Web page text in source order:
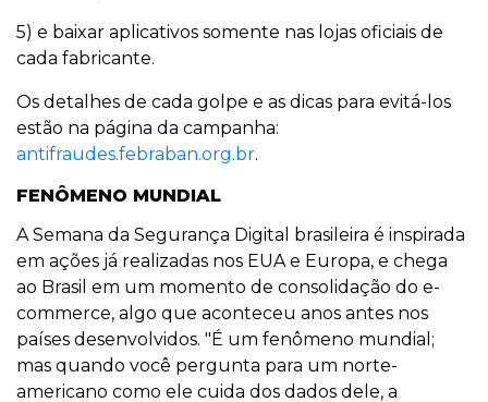
5) e baixar aplicativos somente nas lojas oficiais de
cada fabricante.
Os detalhes de cada golpe e as dicas para evitá-los
estão na página da campanha:
antifraudes.febraban.org.br.
FENÔMENO MUNDIAL
A Semana da Segurança Digital brasileira é inspirada
em ações já realizadas nos EUA e Europa, e chega
ao Brasil em um momento de consolidação do e-
commerce, algo que aconteceu anos antes nos
países desenvolvidos. "É um fenômeno mundial;
mas quando você pergunta para um norte-
americano como ele cuida dos dados dele, a